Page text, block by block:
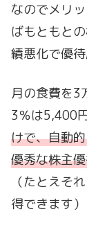
なのでメリ
ばもともと
績悪化で優
月の食費を3
3％は5,400円
けで、自動
優秀な株主
（たとえそ
得できます）